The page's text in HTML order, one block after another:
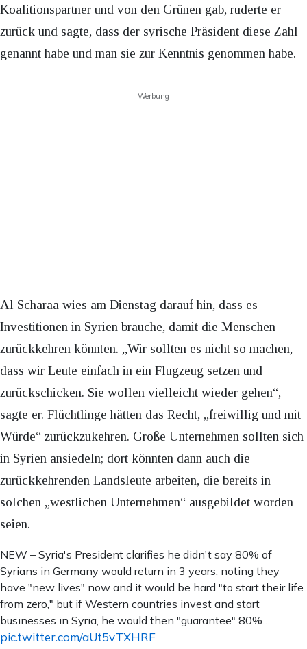
Koalitionspartner und von den Grünen gab, ruderte er
zurück und sagte, dass der syrische Präsident diese Zahl
genannt habe und man sie zur Kenntnis genommen habe.
Werbung
Al Scharaa wies am Dienstag darauf hin, dass es
Investitionen in Syrien brauche, damit die Menschen
zurückkehren könnten. „Wir sollten es nicht so machen,
dass wir Leute einfach in ein Flugzeug setzen und
zurückschicken. Sie wollen vielleicht wieder gehen“,
sagte er. Flüchtlinge hätten das Recht, „freiwillig und mit
Würde“ zurückzukehren. Große Unternehmen sollten sich
in Syrien ansiedeln; dort könnten dann auch die
zurückkehrenden Landsleute arbeiten, die bereits in
solchen „westlichen Unternehmen“ ausgebildet worden
seien.
NEW – Syria's President clarifies he didn't say 80% of
Syrians in Germany would return in 3 years, noting they
have "new lives" now and it would be hard "to start their life
from zero," but if Western countries invest and start
businesses in Syria, he would then "guarantee" 80%…
pic.twitter.com/aUt5vTXHRF